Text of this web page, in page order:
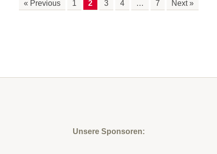
« Previous 1 2 3 4 … 7 Next »
Unsere Sponsoren: